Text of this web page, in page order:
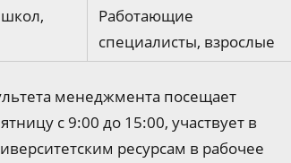
Работающие
специалисты, взрослые
менеджмента посещает
с 9:00 до 15:00, участвует в
ресурсам в рабочее